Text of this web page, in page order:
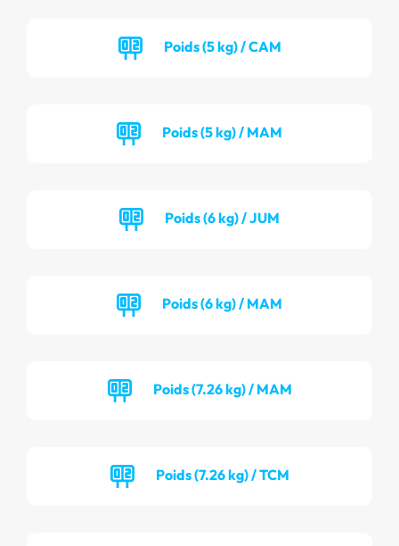
Poids (5 kg) / CAM
Poids (5 kg) / MAM
Poids (6 kg) / JUM
Poids (6 kg) / MAM
Poids (7.26 kg) / MAM
Poids (7.26 kg) / TCM